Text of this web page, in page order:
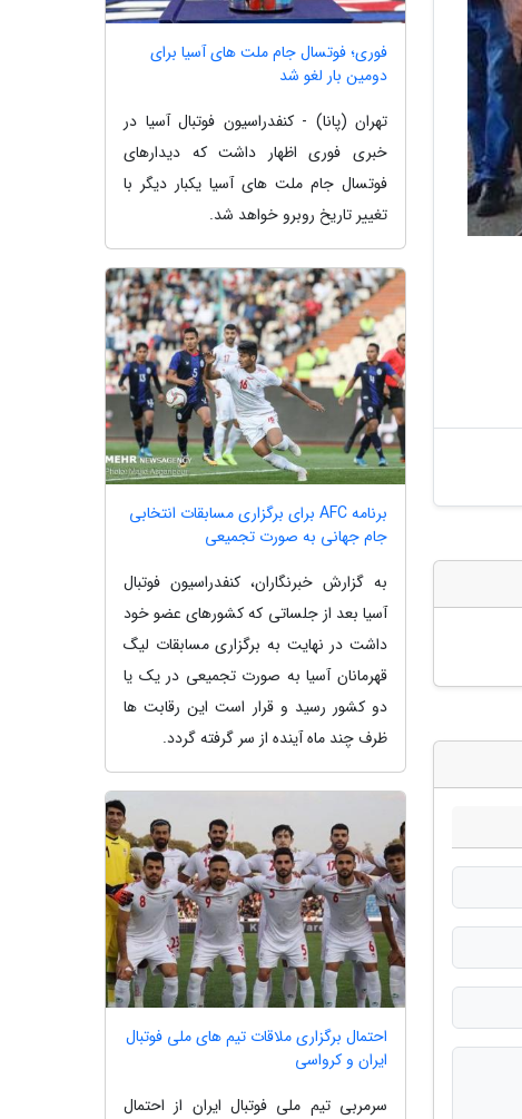
فوری؛ فوتسال جام ملت های آسیا برای
دومین بار لغو شد
تهران (پانا) - کنفدراسیون فوتبال آسیا در
خبری فوری اظهار داشت که دیدارهای
فوتسال جام ملت های آسیا یکبار دیگر با
تغییر تاریخ روبرو خواهد شد.
برنامه AFC برای برگزاری مسابقات انتخابی
جام جهانی به صورت تجمیعی
به گزارش خبرنگاران، کنفدراسیون فوتبال
آسیا بعد از جلساتی که کشورهای عضو خود
داشت در نهایت به برگزاری مسابقات لیگ
قهرمانان آسیا به صورت تجمیعی در یک یا
دو کشور رسید و قرار است این رقابت ها
ظرف چند ماه آینده از سر گرفته گردد.
احتمال برگزاری ملاقات تیم های ملی فوتبال
ایران و کرواسی
سرمربی تیم ملی فوتبال ایران از احتمال